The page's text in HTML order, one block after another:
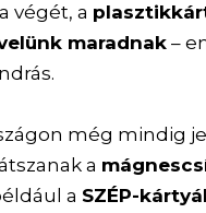
végét, a
maradnak –
még mindig
a
a SZÉP-